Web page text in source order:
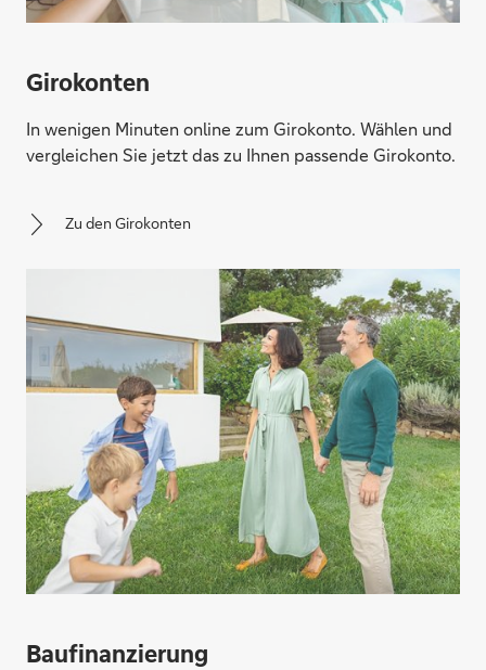
Girokonten
In wenigen Minuten online zum Girokonto. Wählen und
vergleichen Sie jetzt das zu Ihnen passende Girokonto.
Zu den Girokonten
Baufinanzierung